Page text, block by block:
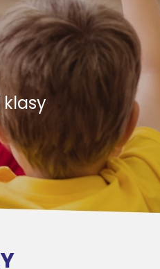
klasy